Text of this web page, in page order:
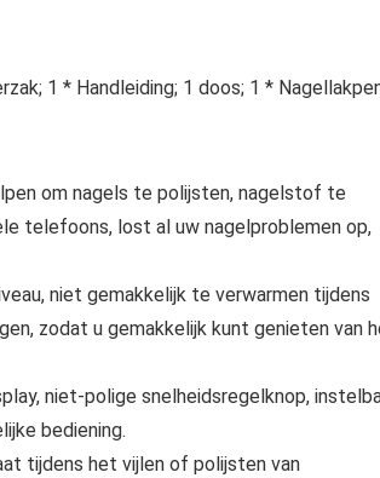
1 * Handleiding; 1 doos; 1 *
om nagels te polijsten, nagelstof te
telefoons, lost al uw nagelproblemen op,
niet gemakkelijk te verwarmen tijdens
zodat u gemakkelijk kunt genieten van
niet-polige snelheidsregelknop,
bediening.
tijdens het vijlen of polijsten van